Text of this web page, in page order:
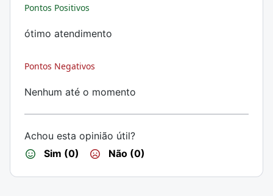
Pontos Positivos
ótimo atendimento
Pontos Negativos
Nenhum até o momento
Achou esta opinião útil?
Sim (0)
Não (0)